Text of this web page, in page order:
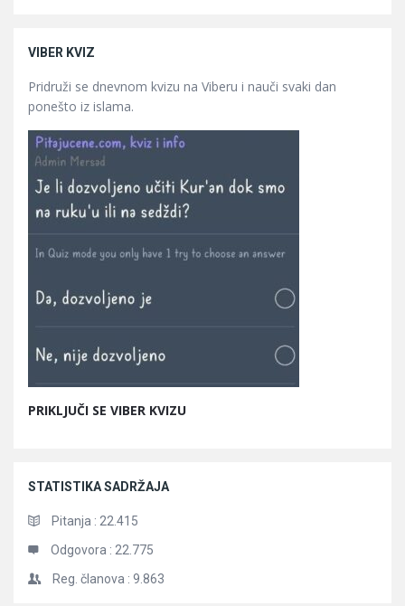
VIBER KVIZ
Pridruži se dnevnom kvizu na Viberu i nauči svaki dan
ponešto iz islama.
PRIKLJUČI SE VIBER KVIZU
STATISTIKA SADRŽAJA
Pitanja : 22.415
Odgovora : 22.775
Reg. članova : 9.863